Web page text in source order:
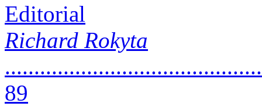
Editorial
Richard Rokyta
89